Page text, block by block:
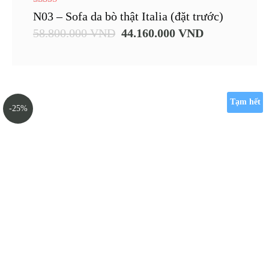
5.00
out of 5
N03 – Sofa da bò thật Italia (đặt trước)
58.800.000VND 44.160.000 VND
-25%
Tạm hết